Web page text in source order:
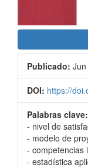
Publicado:
DOI: https://
Palabras clave:
- nivel de
- modelo de
- competencias
- estadística